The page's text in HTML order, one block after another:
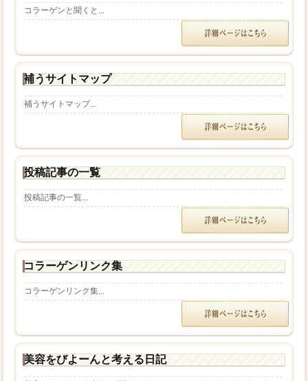
コラーゲンと聞くと...
補うサイトマップ
補うサイトマップ...
投稿記事の一覧
投稿記事の一覧...
コラーゲンリンク集
コラーゲンリンク集...
美容をびよーんと考える日記